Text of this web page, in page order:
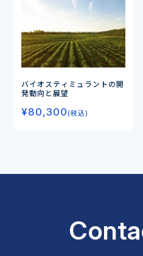
バイオスティミュラントの開
発動向と展望
¥80,300(税込)